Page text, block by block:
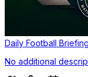
Daily Football Briefing
No additional